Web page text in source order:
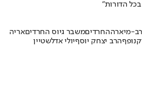
הדורות"
מיארההחרדיםמשבר גיוס החרדיםאריה
הרב יצחק יוסףיולי אדלשטיין